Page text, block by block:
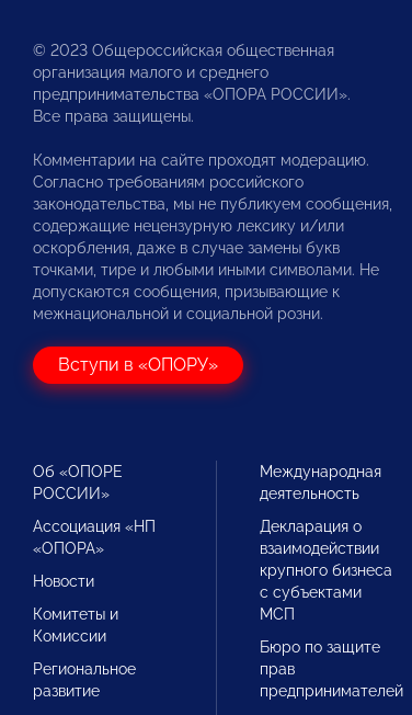
© 2023 Общероссийская общественная
организация малого и среднего
предпринимательства «ОПОРА РОССИИ».
Все права защищены.
Комментарии на сайте проходят модерацию.
Согласно требованиям российского
законодательства, мы не публикуем сообщения,
содержащие нецензурную лексику и/или
оскорбления, даже в случае замены букв
точками, тире и любыми иными символами. Не
допускаются сообщения, призывающие к
межнациональной и социальной розни.
Вступи в «ОПОРУ»
Об «ОПОРЕ
РОССИИ»
Ассоциация «НП
«ОПОРА»
Новости
Комитеты и
Комиссии
Региональное
развитие
Международная
деятельность
Декларация о
взаимодействии
крупного бизнеса
с субъектами
МСП
Бюро по защите
прав
предпринимателей